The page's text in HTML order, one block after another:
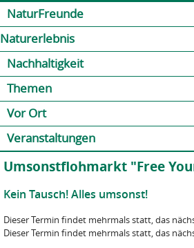
NaturFreunde
Naturerlebnis
Nachhaltigkeit
Themen
Vor Ort
Veranstaltungen
Umsonstflohmarkt "Free
Kein Tausch! Alles umsonst!
Dieser Termin findet mehrmals statt, das
Dieser Termin findet mehrmals statt, das